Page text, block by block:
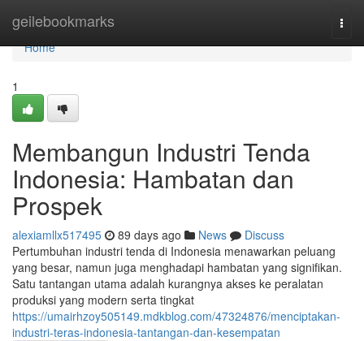
geilebookmarks
Home
Home
1
Membangun Industri Tenda
Indonesia: Hambatan dan
Prospek
alexiamllx517495 89 days ago News
Discuss
Pertumbuhan industri tenda di Indonesia menawarkan peluang
yang besar, namun juga menghadapi hambatan yang signifikan.
Satu tantangan utama adalah kurangnya akses ke peralatan
produksi yang modern serta tingkat
https://umairhzoy505149.mdkblog.com/47324876/menciptakan-
industri-teras-indonesia-tantangan-dan-kesempatan